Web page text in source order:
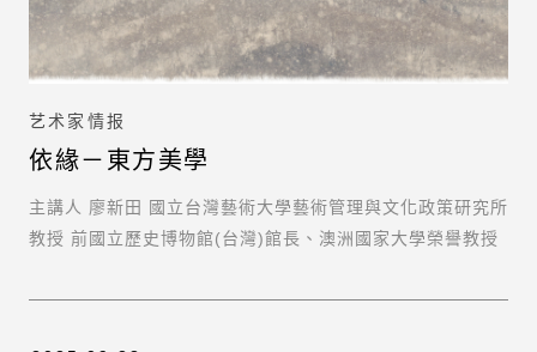
艺术家情报
依緣－東方美學
主講人 廖新田 國立台灣藝術大學藝術管理與文化政策研究所
教授 前國立歷史博物館(台灣)館長、澳洲國家大學榮譽教授